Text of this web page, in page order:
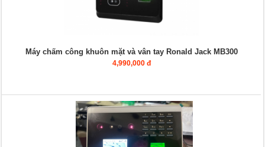
Máy chấm công khuôn mặt và vân tay Ronald Jack MB300
4,990,000 đ